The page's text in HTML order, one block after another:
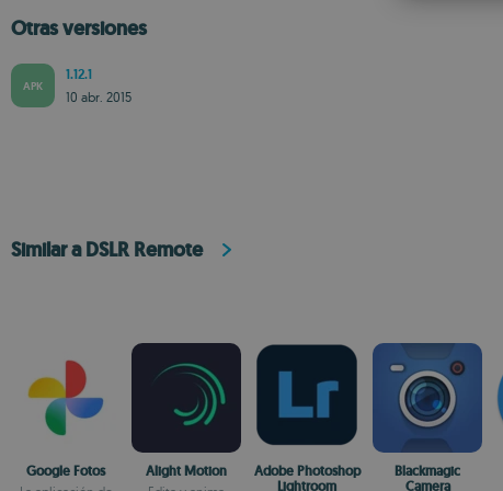
Otras versiones
APK
1.12.1
10 abr. 2015
Similar a DSLR Remote
Google Fotos Alight Motion
Adobe Photoshop
Lightroom
Blackmagic
Camera